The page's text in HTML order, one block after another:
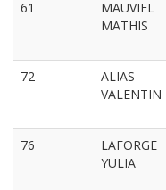
61
MAUVIEL
MATHIS
72
ALIAS
VALENTIN
76
LAFORGE
YULIA